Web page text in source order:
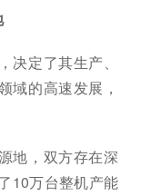
定了其生产、
域的高速发展，
地，双方存在深
10万台整机产能